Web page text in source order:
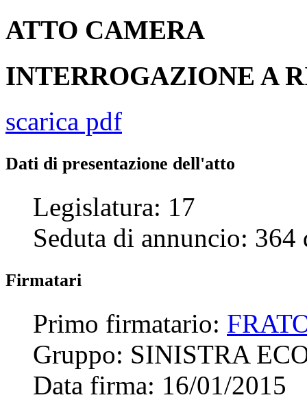
ATTO CAMERA
INTERROGAZIONE A
scarica pdf
Dati di presentazione dell'atto
Legislatura: 17
Seduta di annuncio: 364
Firmatari
Primo firmatario:
Gruppo: SINISTRA
Data firma: 16/01/2015